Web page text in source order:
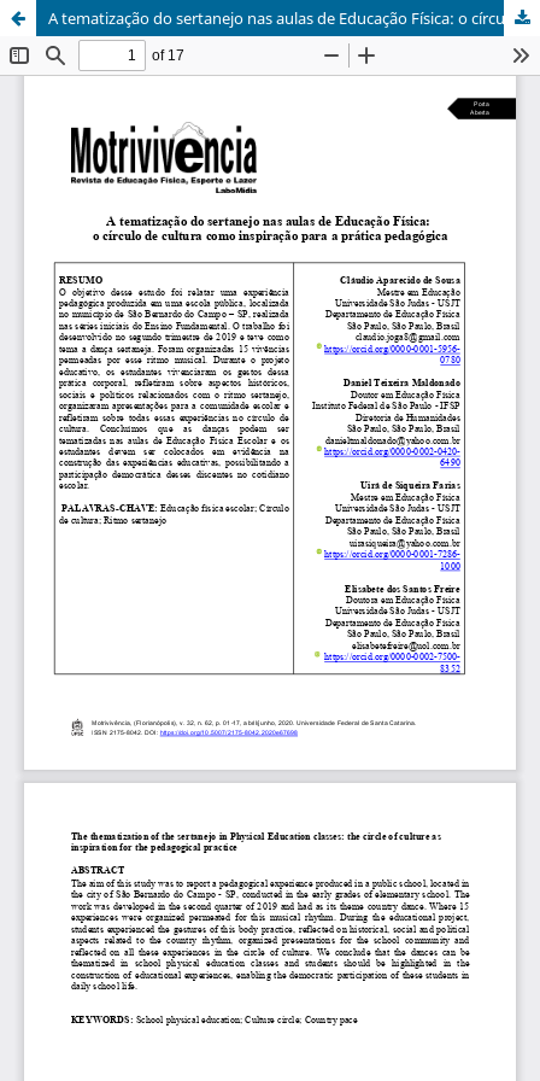
A tematização do sertanejo nas aulas de Educação Física: o círculo de cultura como inspiração para a prática pedagógica